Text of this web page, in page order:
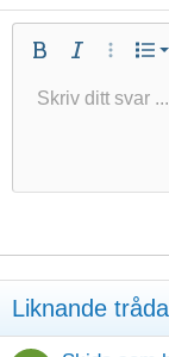
a
Fet KursivFler Lista
Fontstorlek
9
22
26
Text färg
Justera text
Paragraph
Insert GIF
CitatMedia
RedoVäxla BB-kod
Ta bort
Skriv ditt svar ...
Liknande